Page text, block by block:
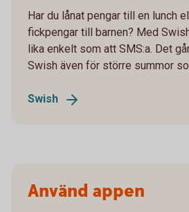
Har du lånat pengar till en lunch
fickpengar till barnen? Med
lika enkelt som att SMS:a. Det
Swish även för större summor
Swish
Använd appen